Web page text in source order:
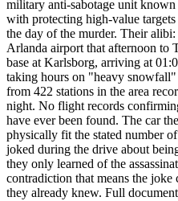
military anti-sabotage unit
with protecting high-value
the day of the murder. Their
Arlanda airport that afternoon to
base at Karlsborg, arriving at
taking hours on "heavy
from 422 stations in the area
night. No flight records
have ever been found. The car
physically fit the stated number
joked during the drive about
they only learned of the
contradiction that means the joke
they already knew. Full